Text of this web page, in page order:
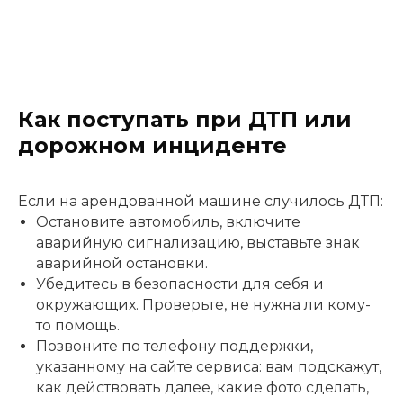
Как поступать при ДТП или
дорожном инциденте
Если на арендованной машине случилось ДТП:
Остановите автомобиль, включите
аварийную сигнализацию, выставьте знак
аварийной остановки.
Убедитесь в безопасности для себя и
окружающих. Проверьте, не нужна ли кому-
то помощь.
Позвоните по телефону поддержки,
указанному на сайте сервиса: вам подскажут,
как действовать далее, какие фото сделать,